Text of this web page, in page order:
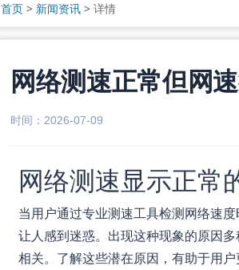
首页 > 新闻资讯 > 详情
网络测速正常但网
时间：2026-07-09
网络测速显示正常
当用户通过专业测速工具检测网络速
让人感到迷惑。出现这种现象的原因
相关。了解这些潜在原因，有助于用